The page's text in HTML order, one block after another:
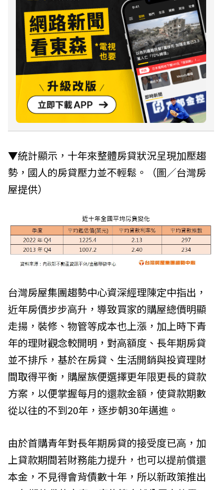
▼統計顯示，十年來整體房貸狀況呈現加壓趨
勢，國人的房貸壓力並不輕鬆。（圖／台灣房
屋提供）
台灣房屋集團趨勢中心資深經理陳定中指出，
近年房價步步高升，導致買家的購屋總價明顯
走揚，裝修、物管等成本也上漲，加上時下青
年的理財觀念較開明，對高額度、長年期房貸
並不排斥，基於在房貸、生活開銷與投資理財
間取得平衡，購屋族便選擇更年限更長的貸款
方案，以便掌握每月的還款金額，使貸款期數
從以往的不到20年，逐步朝30年邁進。
由於首購青年對長年期房貸的接受度已高，加
上貸款期間若財務能力提升，也可以提前償還
本金，不見得會背債數十年，所以新政策推出